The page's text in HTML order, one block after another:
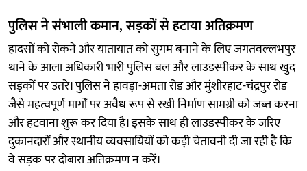
पुलिस ने संभाली कमान, सड़कों से हटाया अतिक्रमण
हादसों को रोकने और यातायात को सुगम बनाने के लिए जगतवल्लभपुर
थाने के आला अधिकारी भारी पुलिस बल और लाउडस्पीकर के साथ खुद
सड़कों पर उतरे। पुलिस ने हावड़ा-अमता रोड और मुंशीरहाट-चंद्रपुर रोड
जैसे महत्वपूर्ण मार्गों पर अवैध रूप से रखी निर्माण सामग्री को जब्त करना
और हटवाना शुरू कर दिया है। इसके साथ ही लाउडस्पीकर के जरिए
दुकानदारों और स्थानीय व्यवसायियों को कड़ी चेतावनी दी जा रही है कि
वे सड़क पर दोबारा अतिक्रमण न करें।